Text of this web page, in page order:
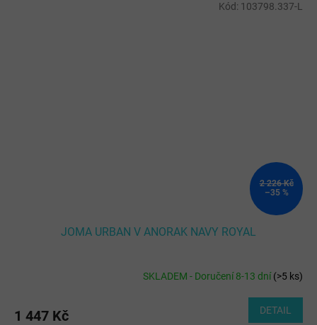
2 226 Kč
–35 %
JOMA URBAN V ANORAK NAVY ROYAL
SKLADEM - Doručení 8-13 dní(>5 ks)
1 447 Kč DETAIL
Kód: 103798.337-L